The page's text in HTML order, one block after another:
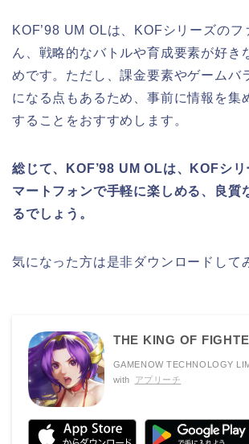
KOF’98 UM OLは、KOFシリーズのフ
ん、戦略的なバトルや育成要素が好き
めです。ただし、課金要素やゲームバ
になる点もあるため、事前に情報を集
することをおすすめします。
総じて、KOF’98 UM OLは、KOFシリ
マートフォンで手軽に楽しめる、良質
るでしょう。
気になった方は是非ダウンロードして
THE KING OF
GAMENOW TECHNOLOGY
with
アプリーチ